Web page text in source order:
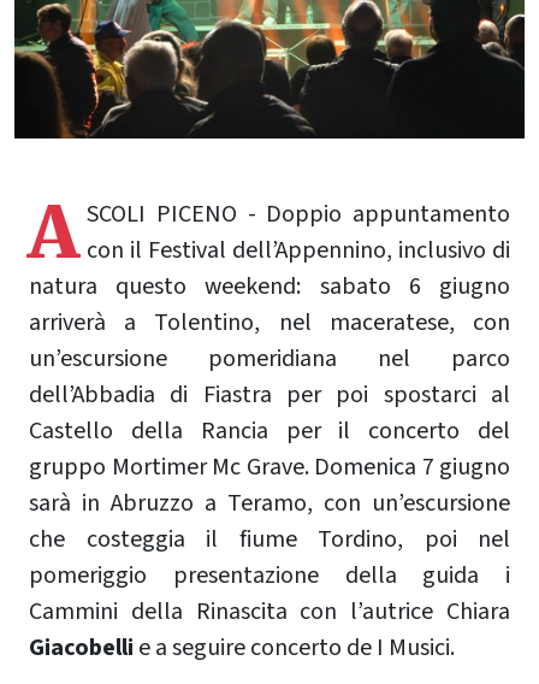
A SCOLI PICENO - Doppio appuntamento
con il Festival dell’Appennino, inclusivo di
natura questo weekend: sabato 6 giugno
arriverà a Tolentino, nel maceratese, con
un’escursione pomeridiana nel parco
dell’Abbadia di Fiastra per poi spostarci al
Castello della Rancia per il concerto del
gruppo Mortimer Mc Grave. Domenica 7 giugno
sarà in Abruzzo a Teramo, con un’escursione
che costeggia il fiume Tordino, poi nel
pomeriggio presentazione della guida i
Cammini della Rinascita con l’autrice Chiara
Giacobelli e a seguire concerto de I Musici.